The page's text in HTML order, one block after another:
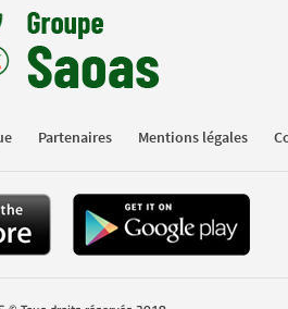
Partenaires Mentions légales